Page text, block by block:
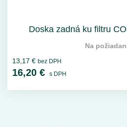
Doska zadná ku filtru
Na
13,17 € bez DPH
16,20 € s DPH